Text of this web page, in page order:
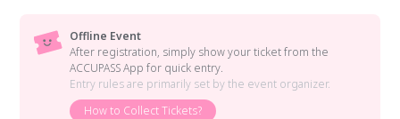
Offline Event
After registration, simply show your ticket from the
ACCUPASS App for quick entry.
Entry rules are primarily set by the event organizer.
How to Collect Tickets?